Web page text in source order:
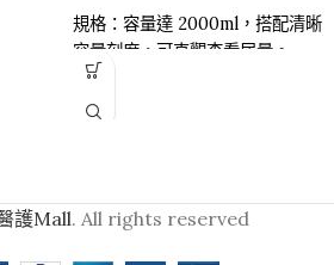
規格：容量達 2000ml，搭配清晰
容量刻度，可直觀查看尿量。​
製成，經環氧乙烷滅菌，流體通路
關鍵設計：​
護Mall. All rights reserved